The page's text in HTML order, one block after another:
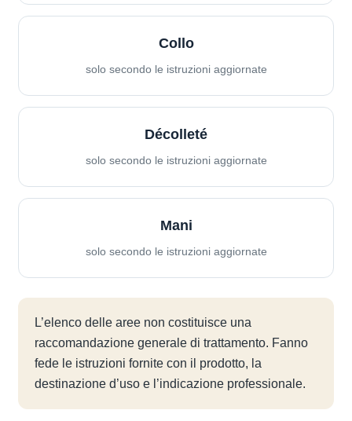
Collo
solo secondo le istruzioni aggiornate
Décolleté
solo secondo le istruzioni aggiornate
Mani
solo secondo le istruzioni aggiornate
L’elenco delle aree non costituisce una
raccomandazione generale di trattamento. Fanno
fede le istruzioni fornite con il prodotto, la
destinazione d’uso e l’indicazione professionale.